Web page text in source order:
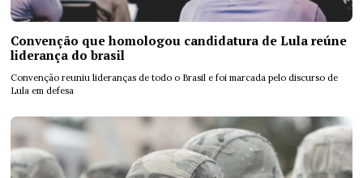
Convenção que homologou candidatura de Lula reúne
liderança do brasil
Convenção reuniu lideranças de todo o Brasil e foi marcada pelo discurso de
Lula em defesa